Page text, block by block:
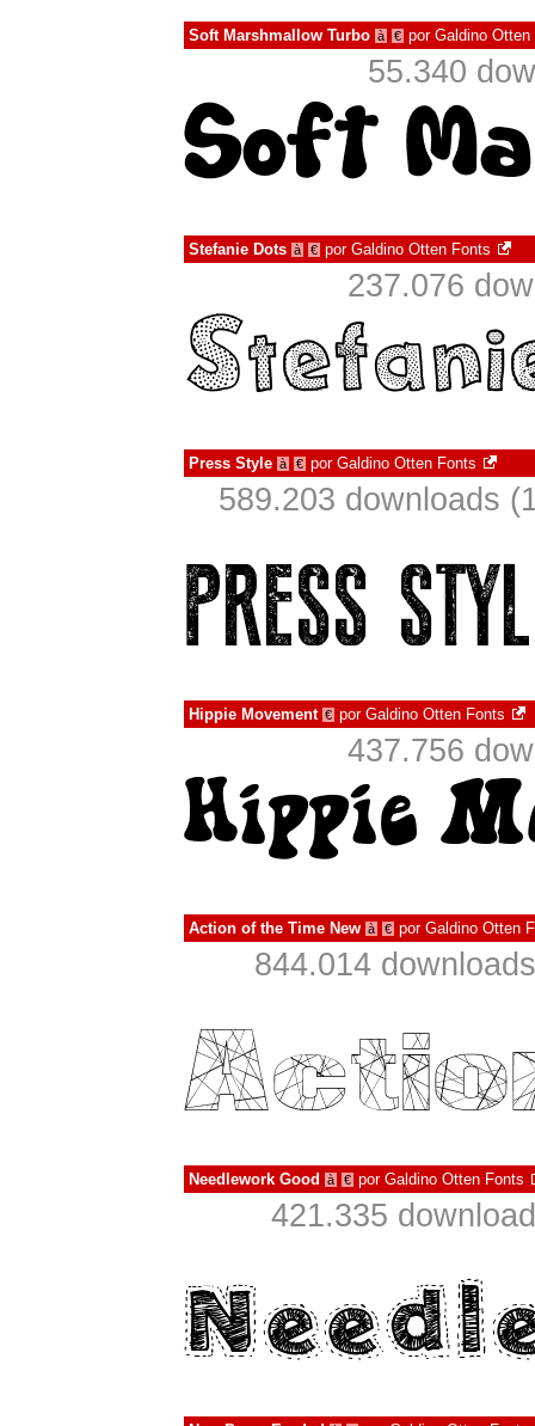
Soft Marshmallow Turbo à € por Galdino Otten
55.340
Stefanie Dots à € por Galdino Otten Fonts
237.076
Press Style à € por Galdino Otten Fonts
589.203 downloads
Hippie Movement € por Galdino Otten Fonts
437.756
Action of the Time New à € por Galdino Otten
844.014
Needlework Good à € por Galdino Otten Fonts
421.335